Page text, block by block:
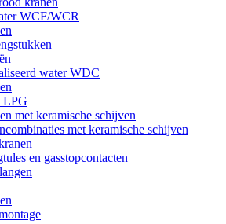
WCF/WCR
water WDC
LPG
met keramische schijven
met keramische schijven
en gasstopcontacten